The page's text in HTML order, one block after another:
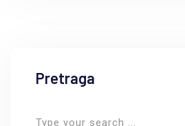
Pretraga